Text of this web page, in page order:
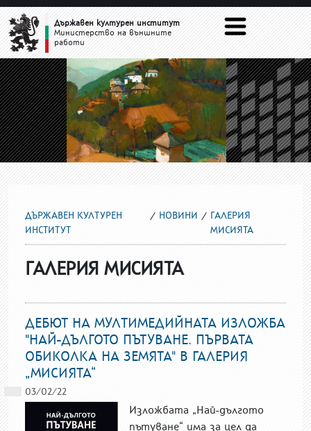
ГАЛЕРИЯ МИСИЯТА
Държавен културен институт
Министерство на външните
работи
ДЪРЖАВЕН КУЛТУРЕН
ИНСТИТУТ
НОВИНИ
ГАЛЕРИЯ
МИСИЯТА
ГАЛЕРИЯ МИСИЯТА
ДЕБЮТ НА МУЛТИМЕДИЙНАТА ИЗЛОЖБА
"НАЙ-ДЪЛГОТО ПЪТУВАНЕ. ПЪРВАТА
ОБИКОЛКА НА ЗЕМЯТА" В ГАЛЕРИЯ
„МИСИЯТА“
03/02/22
Изложбата „Най-дългото
пътуване“ има за цел да